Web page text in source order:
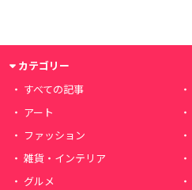
カテゴリー
すべての記事
アート
ファッション
雑貨・インテリア
グルメ